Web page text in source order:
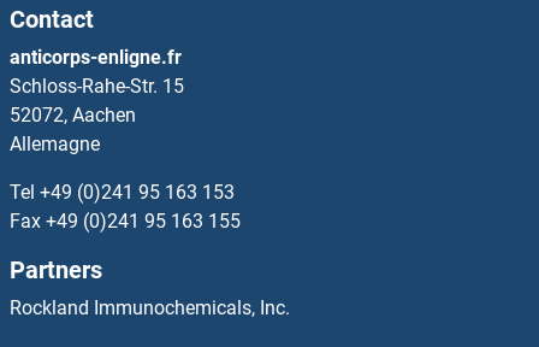
LILRA6 Anticorps
LILRB1 Anticorps
LILRB2 Anticorps
LILRB3 Anticorps
LILRB4 Anticorps
Contact
anticorps-enligne.fr
Schloss-Rahe-Str. 15
52072, Aachen
Allemagne
Tel +49 (0)241 95 163 153
Fax +49 (0)241 95 163 155
Partners
Rockland Immunochemicals, Inc.